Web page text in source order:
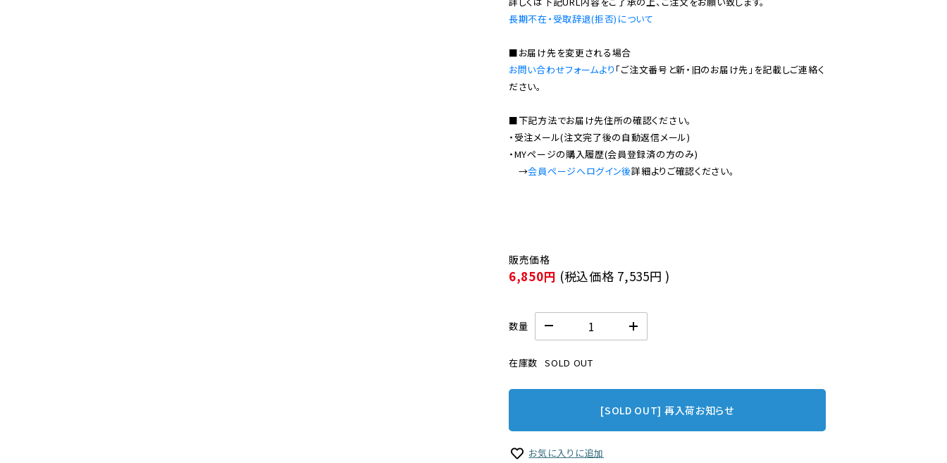
長期不在・受取辞退(拒否)について
お問い合わせフォームより 「ご注文番号と新・旧のお届け先」を記載しご連絡く
ださい。
■下記方法でお届け先住所の確認ください。
・受注メール(注文完了後の自動返信メール)
・MYページの購入履歴(会員登録済の方のみ)
→会員ページへログイン後
6,850円 (税込価格 7,535円 )
数量
在庫数 SOLD OUT
[SOLD OUT] 再入荷お知らせ
お気に入りに追加